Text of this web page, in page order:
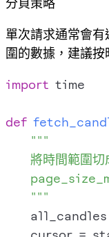
分頁策略
單次請求通常會
圍的數據，建議按
import time
def
"""
將時間範圍切
    """
all_candles